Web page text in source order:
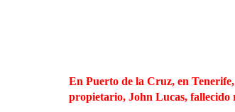
En Puerto de la Cruz, en
propietario, John Lucas, fallecido